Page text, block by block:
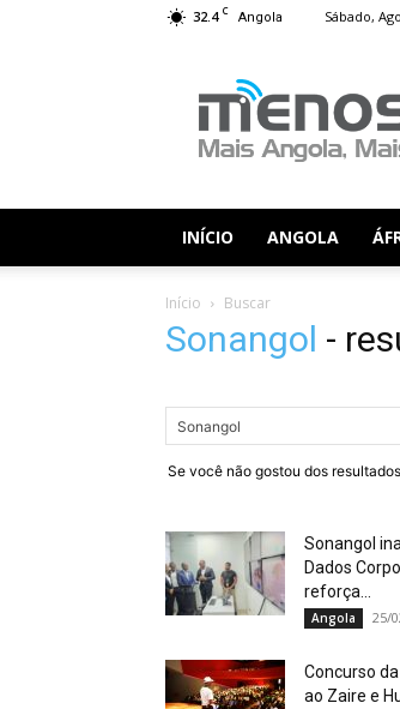
32.4 C Angola Sábado,
Fios
INÍCIO ANGOLA
Início Buscar
Sonangol -
Se você não gostou dos
Sonangol
Dados
reforça...
Angola 25/
Concurso
ao Zaire e